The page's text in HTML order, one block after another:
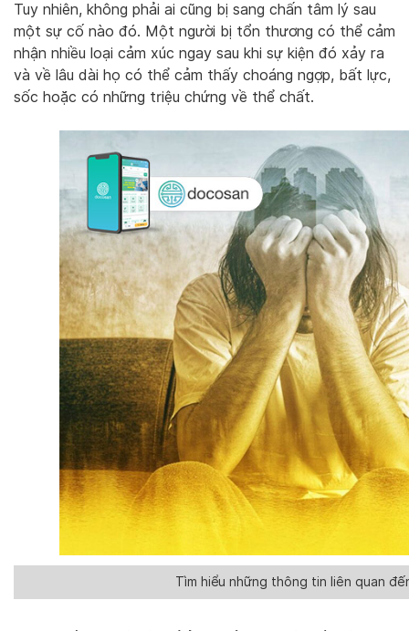
Tuy nhiên, không phải ai cũng bị sang chấn tâm lý sau
một sự cố nào đó. Một người bị tổn thương có thể cảm
nhận nhiều loại cảm xúc ngay sau khi sự kiện đó xảy ra
và về lâu dài họ có thể cảm thấy choáng ngợp, bất lực,
sốc hoặc có những triệu chứng về thể chất.
Tìm hiểu những thông tin liên quan